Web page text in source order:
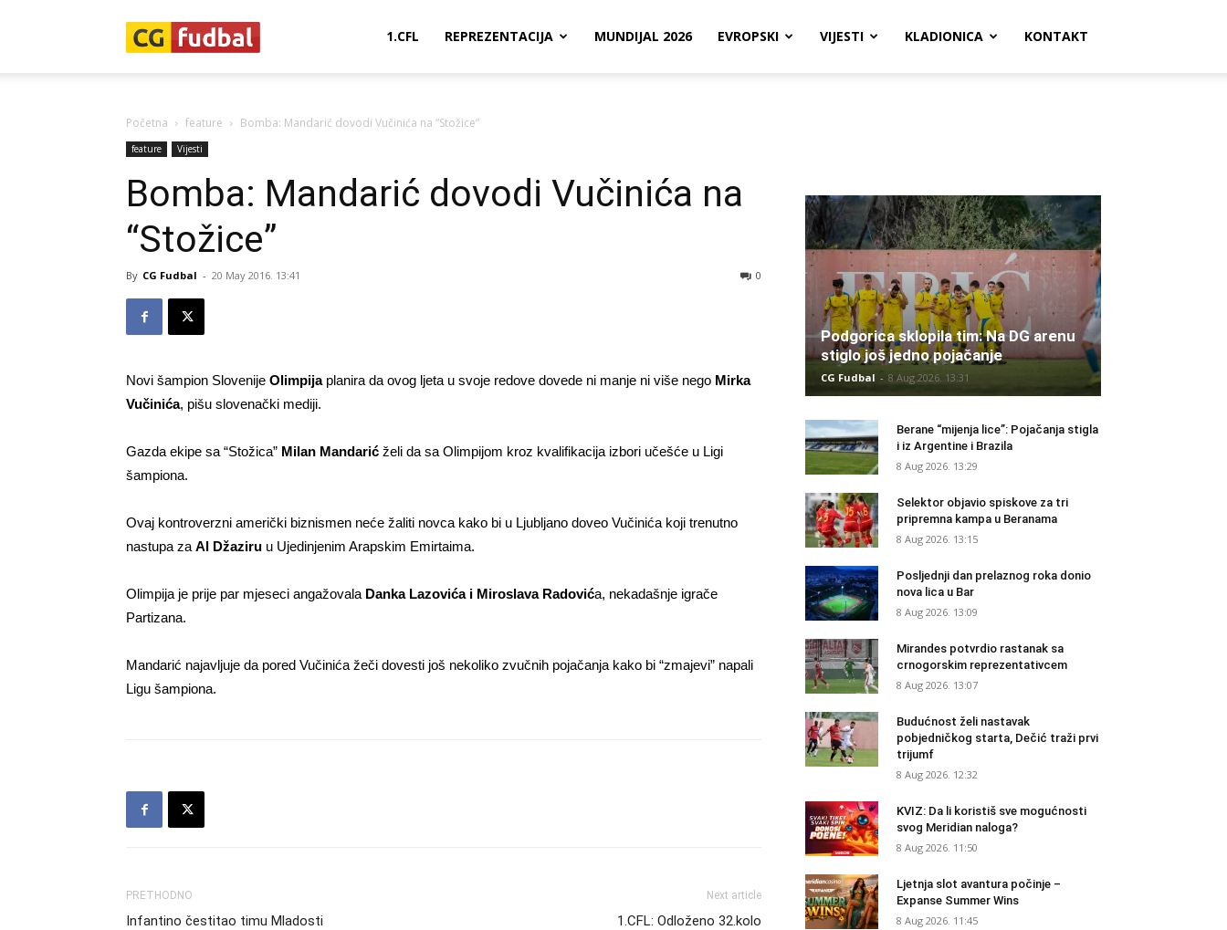
1.CFL REPREZENTACIJA MUNDIJAL 2026 EVROPSKI VIJESTI KLADIONICA KONTAKT
Početna feature Bomba: Mandarić dovodi Vučinića na “Stožice”
feature Vijesti
Bomba: Mandarić dovodi Vučinića na
“Stožice”
By CG Fudbal - 20 May 2016. 13:41 0
Novi šampion Slovenije Olimpijaplanira da ovog ljeta u svoje redove dovede ni manje ni više nego Mirka
Vučinića, pišu slovenački mediji.
Gazda ekipe sa “Stožica” Milan Mandarić želi da sa Olimpijom kroz kvalifikacija izbori učešće u Ligi
šampiona.
Ovaj kontroverzni američki biznismen neće žaliti novca kako bi u Ljubljano doveo Vučinića koji trenutno
nastupa za Al Džaziru u Ujedinjenim Arapskim Emirtaima.
Olimpija je prije par mjeseci angažovala Danka Lazovića i Miroslava Radovića, nekadašnje igrače
Partizana.
Mandarić najavljuje da pored Vučinića žeči dovesti još nekoliko zvučnih pojačanja kako bi “zmajevi” napali
Ligu šampiona.
PRETHODNO
Infantino čestitao timu Mladosti
Next article
1.CFL: Odloženo 32.kolo
Podgorica sklopila tim: Na DG arenu
stiglo još jedno pojačanje
CG Fudbal - 8 Aug 2026. 13:31
Berane “mijenja lice”: Pojačanja stigla
i iz Argentine i Brazila
8 Aug 2026. 13:29
Selektor objavio spiskove za tri
pripremna kampa u Beranama
8 Aug 2026. 13:15
Posljednji dan prelaznog roka donio
nova lica u Bar
8 Aug 2026. 13:09
Mirandes potvrdio rastanak sa
crnogorskim reprezentativcem
8 Aug 2026. 13:07
Budućnost želi nastavak
pobjedničkog starta, Dečić traži prvi
trijumf
8 Aug 2026. 12:32
KVIZ: Da li koristiš sve mogućnosti
svog Meridian naloga?
8 Aug 2026. 11:50
Ljetnja slot avantura počinje –
Expanse Summer Wins
8 Aug 2026. 11:45